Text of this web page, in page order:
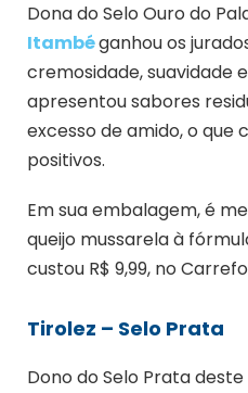
Dona do Selo Ouro do
Itambéganhou os
cremosidade, suavidade
apresentou sabores
excesso de amido, o que
positivos.
Em sua embalagem, é
queijo mussarela à
custou R$ 9,99, no
Tirolez – Selo Prata
Dono do Selo Prata deste